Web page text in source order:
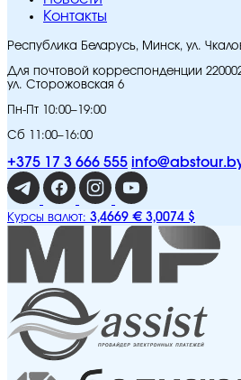
Контакты
Республика Беларусь, Минск, ул.
Для почтовой корреспонденции
ул. Сторожовская 6
Пн-Пт 10:00–19:00
Сб 11:00–16:00
+375 17 3 666 555
Курсы валют: 3,4669 € 3,0074 $